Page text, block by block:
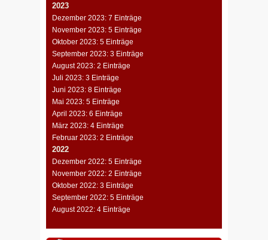
2023
Dezember 2023: 7 Einträge
November 2023: 5 Einträge
Oktober 2023: 5 Einträge
September 2023: 3 Einträge
August 2023: 2 Einträge
Juli 2023: 3 Einträge
Juni 2023: 8 Einträge
Mai 2023: 5 Einträge
April 2023: 6 Einträge
März 2023: 4 Einträge
Februar 2023: 2 Einträge
2022
Dezember 2022: 5 Einträge
November 2022: 2 Einträge
Oktober 2022: 3 Einträge
September 2022: 5 Einträge
August 2022: 4 Einträge